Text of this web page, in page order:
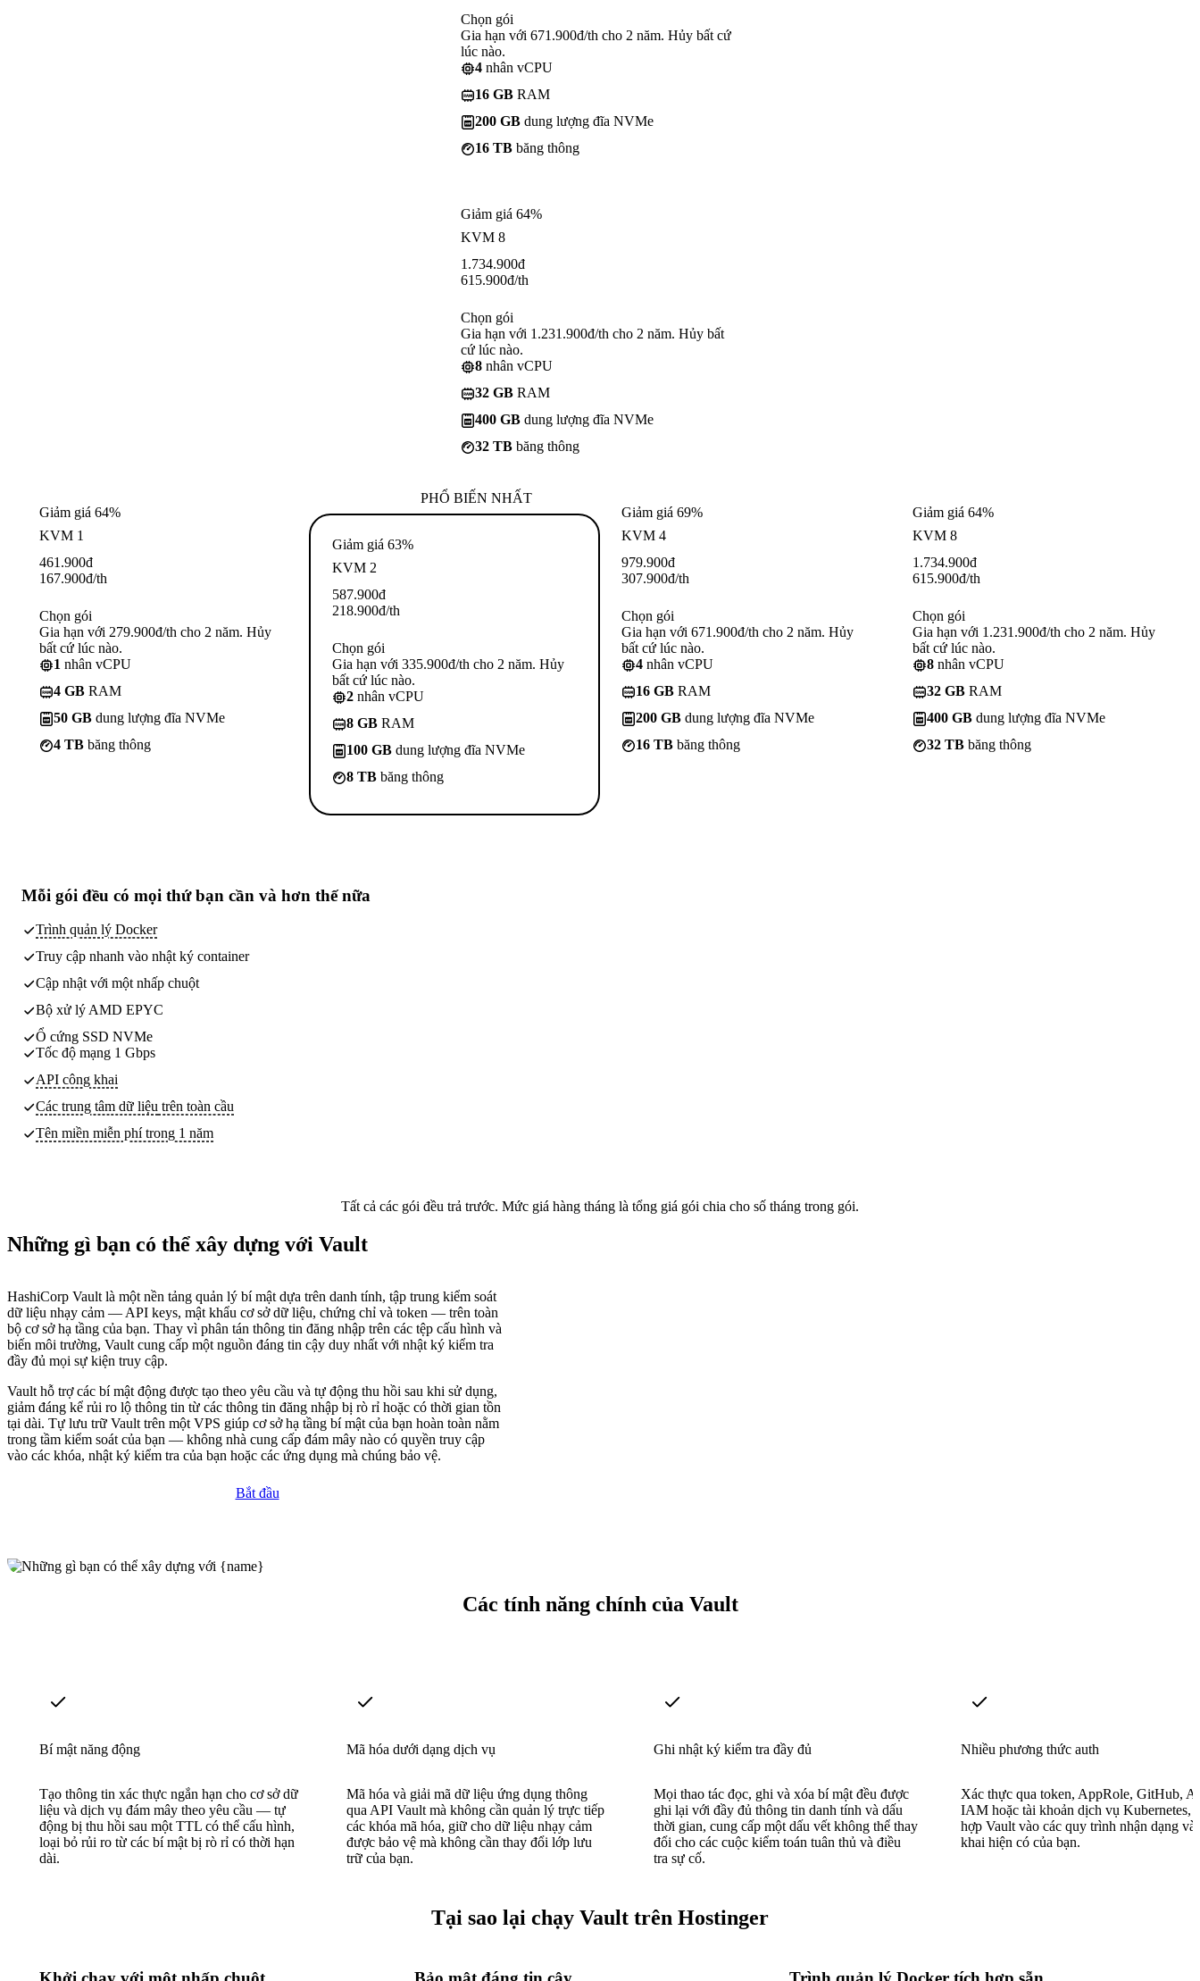
Chọn gói
Gia hạn với 671.900đ/th cho 2 năm. Hủy bất cứ
lúc nào.
4 nhân vCPU
16 GB RAM
200 GB dung lượng đĩa NVMe
16 TB băng thông
Giảm giá 64%
KVM 8
1.734.900đ
615.900đ/th
Chọn gói
Gia hạn với 1.231.900đ/th cho 2 năm. Hủy bất
cứ lúc nào.
8 nhân vCPU
32 GB RAM
400 GB dung lượng đĩa NVMe
32 TB băng thông
Giảm giá 64%
KVM 1
461.900đ
167.900đ/th
Chọn gói
Gia hạn với 279.900đ/th cho 2 năm. Hủy
bất cứ lúc nào.
1 nhân vCPU
4 GB RAM
50 GB dung lượng đĩa NVMe
4 TB băng thông
PHỔ BIẾN NHẤT
Giảm giá 63%
KVM 2
587.900đ
218.900đ/th
Chọn gói
Gia hạn với 335.900đ/th cho 2 năm. Hủy
bất cứ lúc nào.
2 nhân vCPU
8 GB RAM
100 GB dung lượng đĩa NVMe
8 TB băng thông
Giảm giá 69%
KVM 4
979.900đ
307.900đ/th
Chọn gói
Gia hạn với 671.900đ/th cho 2 năm. Hủy
bất cứ lúc nào.
4 nhân vCPU
16 GB RAM
200 GB dung lượng đĩa NVMe
16 TB băng thông
Giảm giá 64%
KVM 8
1.734.900đ
615.900đ/th
Chọn gói
Gia hạn với 1.231.900đ/th cho 2 năm. Hủy
bất cứ lúc nào.
8 nhân vCPU
32 GB RAM
400 GB dung lượng đĩa NVMe
32 TB băng thông
Mỗi gói đều có mọi thứ bạn cần và hơn thế nữa
Trình quản lý Docker
Truy cập nhanh vào nhật ký container
Cập nhật với một nhấp chuột
Bộ xử lý AMD EPYC
Ổ cứng SSD NVMe
Tốc độ mạng 1 Gbps
API công khai
Các trung tâm dữ liệu trên toàn cầu
Tên miền miễn phí trong 1 năm
Tất cả các gói đều trả trước. Mức giá hàng tháng là tổng giá gói chia cho số tháng trong gói.
Những gì bạn có thể xây dựng với Vault
HashiCorp Vault là một nền tảng quản lý bí mật dựa trên danh tính, tập trung kiểm soát
dữ liệu nhạy cảm — API keys, mật khẩu cơ sở dữ liệu, chứng chỉ và token — trên toàn
bộ cơ sở hạ tầng của bạn. Thay vì phân tán thông tin đăng nhập trên các tệp cấu hình và
biến môi trường, Vault cung cấp một nguồn đáng tin cậy duy nhất với nhật ký kiểm tra
đầy đủ mọi sự kiện truy cập.
Vault hỗ trợ các bí mật động được tạo theo yêu cầu và tự động thu hồi sau khi sử dụng,
giảm đáng kể rủi ro lộ thông tin từ các thông tin đăng nhập bị rò rỉ hoặc có thời gian tồn
tại dài. Tự lưu trữ Vault trên một VPS giúp cơ sở hạ tầng bí mật của bạn hoàn toàn nằm
trong tầm kiểm soát của bạn — không nhà cung cấp đám mây nào có quyền truy cập
vào các khóa, nhật ký kiểm tra của bạn hoặc các ứng dụng mà chúng bảo vệ.
Bắt đầu
Các tính năng chính của Vault
Bí mật năng động
Tạo thông tin xác thực ngắn hạn cho cơ sở dữ
liệu và dịch vụ đám mây theo yêu cầu — tự
động bị thu hồi sau một TTL có thể cấu hình,
loại bỏ rủi ro từ các bí mật bị rò rỉ có thời hạn
dài.
Mã hóa dưới dạng dịch vụ
Mã hóa và giải mã dữ liệu ứng dụng thông
qua API Vault mà không cần quản lý trực tiếp
các khóa mã hóa, giữ cho dữ liệu nhạy cảm
được bảo vệ mà không cần thay đổi lớp lưu
trữ của bạn.
Ghi nhật ký kiểm tra đầy đủ
Mọi thao tác đọc, ghi và xóa bí mật đều được
ghi lại với đầy đủ thông tin danh tính và dấu
thời gian, cung cấp một dấu vết không thể thay
đổi cho các cuộc kiểm toán tuân thủ và điều
tra sự cố.
Nhiều phương thức auth
Xác thực qua token, AppRole, GitHub,
IAM hoặc tài khoản dịch vụ Kubernetes,
hợp Vault vào các quy trình nhận dạng và
khai hiện có của bạn.
Tại sao lại chạy Vault trên Hostinger